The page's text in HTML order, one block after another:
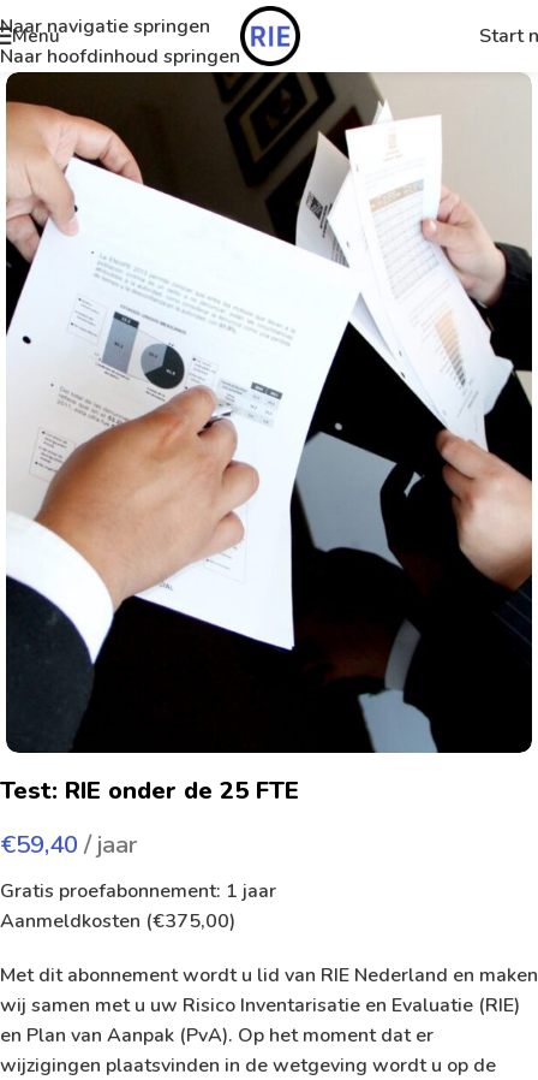
Naar navigatie springen
Naar hoofdinhoud springen
Menu Start
Test: RIE onder de 25 FTE
€59,40 / jaar
Gratis proefabonnement: 1 jaar
Aanmeldkosten (€375,00)
Met dit abonnement wordt u lid van RIE Nederland en maken
wij samen met u uw Risico Inventarisatie en Evaluatie (RIE)
en Plan van Aanpak (PvA). Op het moment dat er
wijzigingen plaatsvinden in de wetgeving wordt u op de